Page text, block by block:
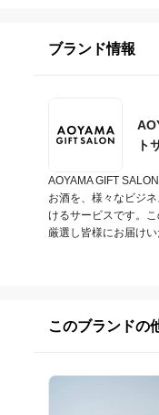
ブランド情報
ト
AOYAMA GIFT
お酒を、様々なビジ
けるサービスです。
厳選し皆様にお届けい
このブランドの